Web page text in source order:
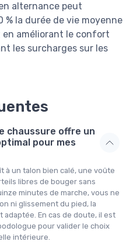
alternance peut
% la durée de vie moyenne
améliorant le confort
les surcharges sur les
chaussure offre un
pour mes
à un talon bien calé, une voûte
libres de bouger sans
minutes de marche, vous ne
ni glissement du pied, la
En cas de doute, il est
pour valider le choix
intérieure.